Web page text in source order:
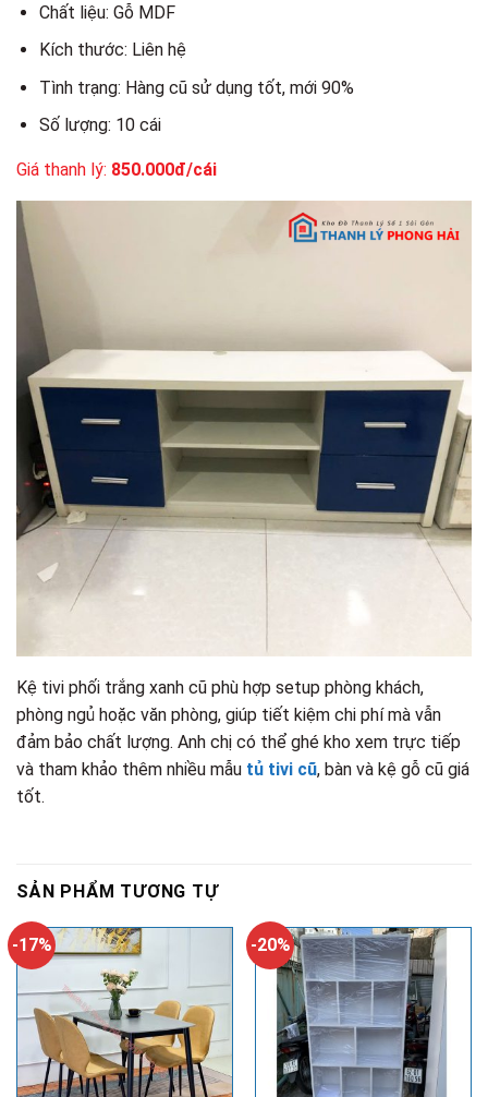
Chất liệu: Gỗ MDF
Kích thước: Liên hệ
Tình trạng: Hàng cũ sử dụng tốt, mới 90%
Số lượng: 10 cái
Giá thanh lý: 850.000đ/cái
Kệ tivi phối trắng xanh cũ phù hợp setup phòng khách,
phòng ngủ hoặc văn phòng, giúp tiết kiệm chi phí mà vẫn
đảm bảo chất lượng. Anh chị có thể ghé kho xem trực tiếp
và tham khảo thêm nhiều mẫu tủ tivi cũ, bàn và kệ gỗ cũ giá
tốt.
SẢN PHẨM TƯƠNG TỰ
-17% -20%